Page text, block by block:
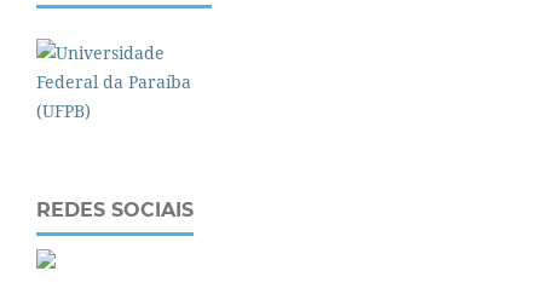
REDES SOCIAIS